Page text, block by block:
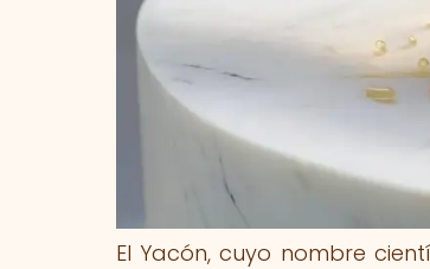
El Yacón, cuyo nombre